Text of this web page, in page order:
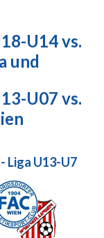
U14 vs.
und
U07 vs.
Liga U13-U7